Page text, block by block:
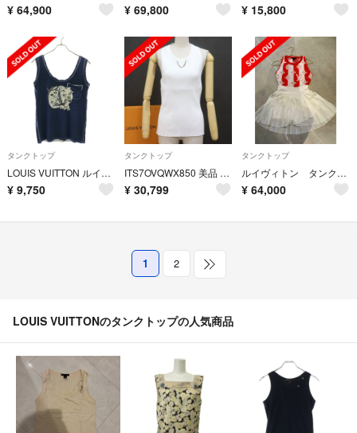
¥ 64,900 ¥ 69,800 ¥ 15,800
タンクトップ
LOUIS VUITTON ルイヴィトン レーヨンシルクプリントタンクトップ RW121A F1TS30VA7 ネイビー M
¥ 9,750
タンクトップ
ITS7OVQWX850 美品 LOUIS VUITTON ルイヴィトン リブ アメスリ タンクトップ 1AFHN9 ホワイト チェーン ノースリーブ レディース サイズL
¥ 30,799
タンクトップ
ルイヴィトン タンクトップ
¥ 64,000
1 2
LOUIS VUITTONのタンクトップの人気商品